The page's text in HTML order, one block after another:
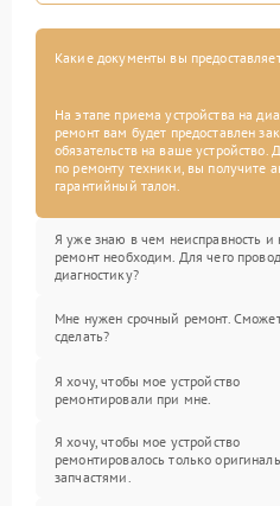
Какие документы вы
На этапе приема устройства на
ремонт вам будет предоставлен
обязательств на ваше устройство.
по ремонту техники, вы получите
гарантийный талон.
Я уже знаю в чем неисправность и
ремонт необходим. Для чего
диагностику?
Мне нужен срочный ремонт.
сделать?
Я хочу, чтобы мое устройство
ремонтировали при мне.
Я хочу, чтобы мое устройство
ремонтировалось только
запчастями.